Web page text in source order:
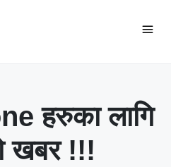
हरुका लागि
खबर !!!